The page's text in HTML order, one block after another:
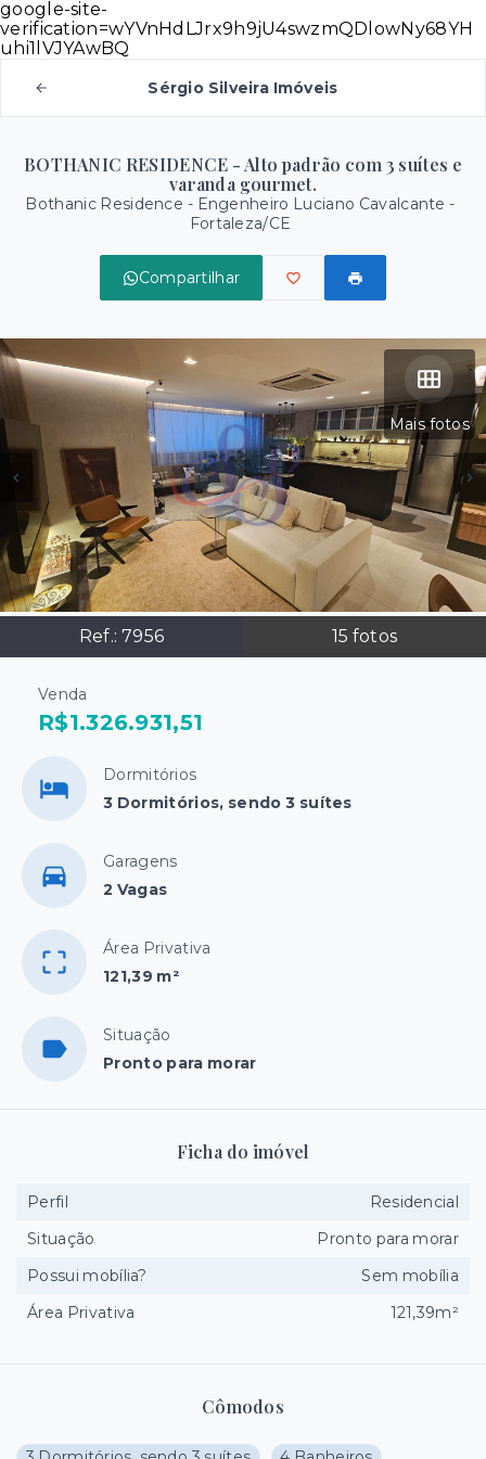
google-site-
verification=wYVnHdLJrx9h9jU4swzmQDlowNy68YH
uhi1lVJYAwBQ
Sérgio Silveira Imóveis
BOTHANIC RESIDENCE - Alto padrão com 3 suítes e
varanda gourmet.
Bothanic Residence - Engenheiro Luciano Cavalcante -
Fortaleza/CE
Compartilhar
Mais fotos
Ref.: 7956 15 fotos
Venda
R$1.326.931,51
Dormitórios
3 Dormitórios, sendo 3 suítes
Garagens
2 Vagas
Área Privativa
121,39 m²
Situação
Pronto para morar
Cômodos
Ficha do imóvel
Perfil
Residencial
Situação
Pronto para morar
Possui mobília?
Sem mobília
Área Privativa
121,39m²